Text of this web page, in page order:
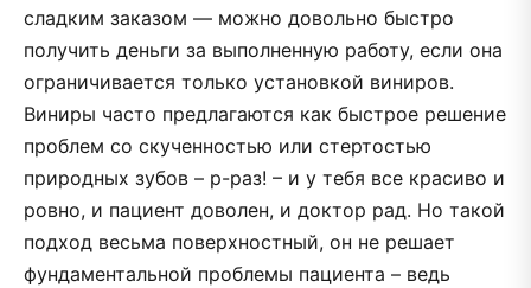
сладким заказом — можно довольно быстро
получить деньги за выполненную работу, если она
ограничивается только установкой виниров.
Виниры часто предлагаются как быстрое решение
проблем со скученностью или стертостью
природных зубов – р-раз! – и у тебя все красиво и
ровно, и пациент доволен, и доктор рад. Но такой
подход весьма поверхностный, он не решает
фундаментальной проблемы пациента – ведь